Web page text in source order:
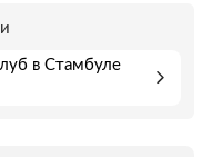
в Стамбуле